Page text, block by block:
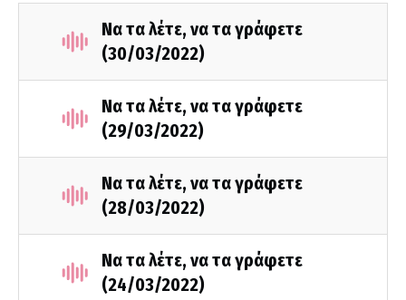
Να τα λέτε, να τα γράφετε
(30/03/2022)
Να τα λέτε, να τα γράφετε
(29/03/2022)
Να τα λέτε, να τα γράφετε
(28/03/2022)
Να τα λέτε, να τα γράφετε
(24/03/2022)